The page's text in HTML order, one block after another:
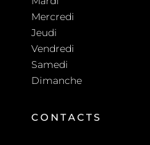
Mercredi
Jeudi
Vendredi
Samedi
Dimanche
CONTACTS